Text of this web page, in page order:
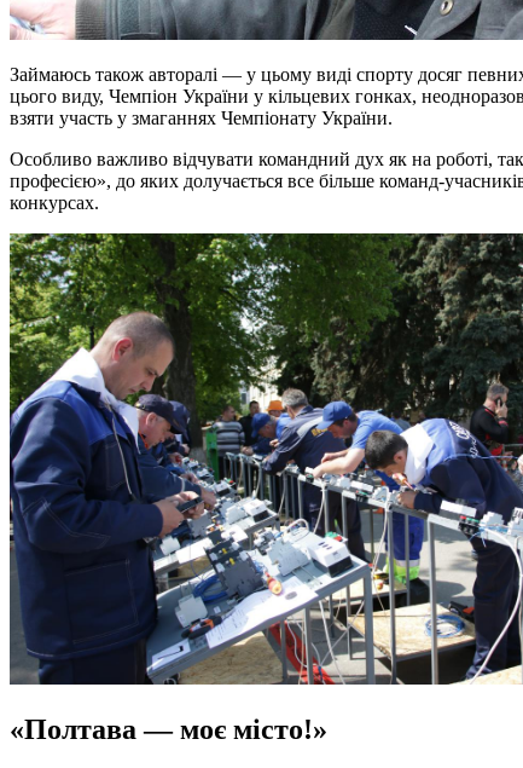
Займаюсь також авторалі — у цьому виді спорту досяг
цього виду, Чемпіон України у кільцевих гонках,
взяти участь у змаганнях Чемпіонату України.
Особливо важливо відчувати командний дух як на роботі,
професією», до яких долучається все більше команд-
конкурсах.
«Полтава — моє місто!»